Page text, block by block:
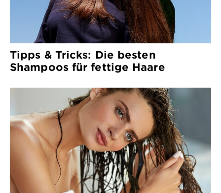
Tipps & Tricks: Die besten
Shampoos für fettige Haare